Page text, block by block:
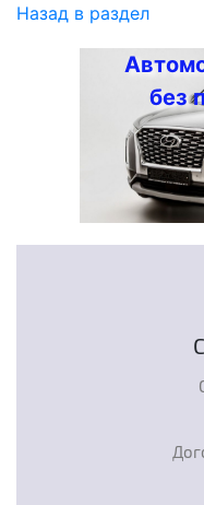
Назад в раздел
без